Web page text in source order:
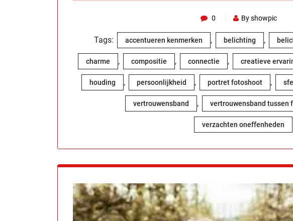
0 By showpic
Tags: accentueren kenmerken , belichting ,
charme , compositie , connectie , creatieve
houding , persoonlijkheid , portret fotoshoot ,
vertrouwensband , vertrouwensband tussen
verzachten oneffenheden